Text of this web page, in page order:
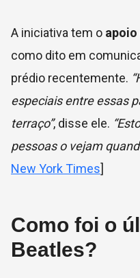
A iniciativa tem o apoio
como dito em
prédio recentemente.
especiais entre essas
terraço”, disse ele.
pessoas o vejam
New York Times]
Como foi o
Beatles?